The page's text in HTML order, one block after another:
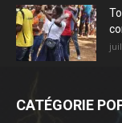
CATÉGORIE